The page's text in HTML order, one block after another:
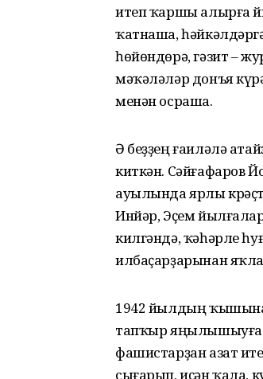
итеп ҡаршы алырға
ҡатнаша,
һөйөндөрә, гәзит –
мәҡәләләр донъя
менән осраша.
Ә беҙҙең ғаиләлә
киткән. Сәйғафаров
ауылында ярлы
Инйәр, Эҫем
килгәндә, ҡәһәрле
илбаҫарҙарынан
1942 йылдың ҡышына
тапҡыр яңылышыуға
фашистарҙан азат
сығарып, иҫән ҡала,